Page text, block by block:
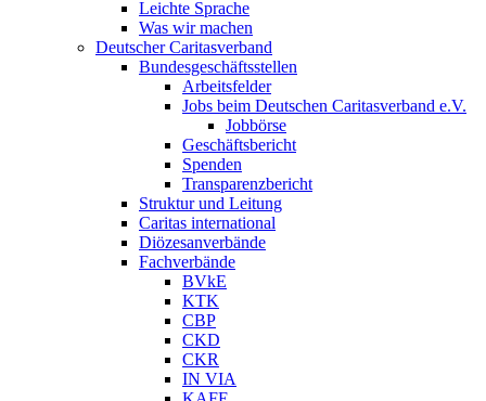
Leichte Sprache
Was wir machen
Deutscher Caritasverband
Bundesgeschäftsstellen
Arbeitsfelder
Jobs beim Deutschen Caritasverband e.V.
Jobbörse
Geschäftsbericht
Spenden
Transparenzbericht
Struktur und Leitung
Caritas international
Diözesanverbände
Fachverbände
BVkE
KTK
CBP
CKD
CKR
IN VIA